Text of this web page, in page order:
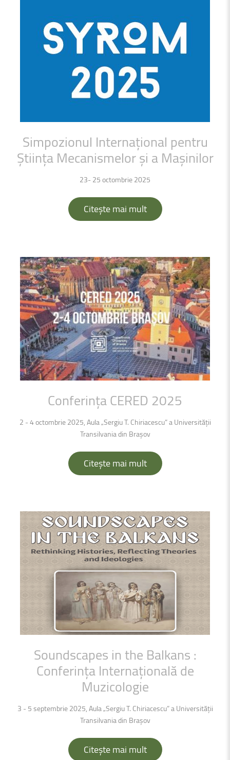
Simpozionul Internațional pentru
Știința Mecanismelorși a Mașinilor
23- 25 octombrie 2025
Citește mai mult
ConferințaCERED 2025
2 - 4 octombrie 2025, Aula „Sergiu T. Chiriacescu” a Universității
Transilvania din Brașov
Citește mai mult
Soundscapes in the Balkans :
Conferința Internaționalăde
Muzicologie
3 - 5 septembrie 2025, Aula „Sergiu T. Chiriacescu” a Universității
Transilvania din Brașov
Citește mai mult